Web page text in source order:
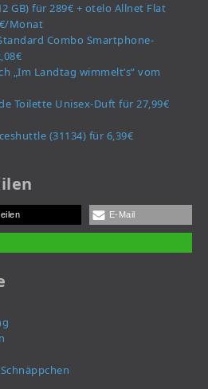
GB) für 289€ + otelo Allnet Flat
Monat
Combo Smartphone-
„Im Landtag wimmelt’s“ vom
Toilette Unisex-Duft für 27,99€
(31134) für 6,39€
E-Mail